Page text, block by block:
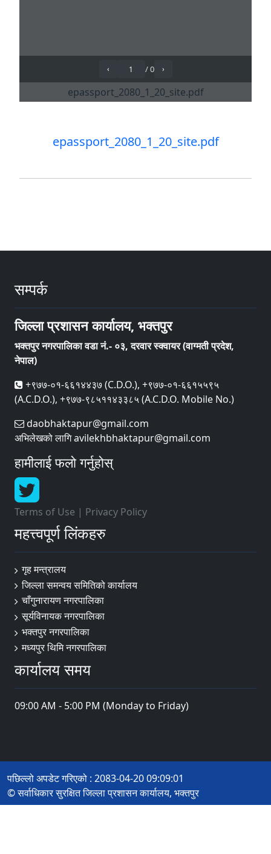
epassport_2080_1_20_site.pdf
सम्पर्क
जिल्ला प्रशासन कार्यालय, भक्तपुर
भक्तपुर नगरपालिका वडा नं.- ०३, दरवार स्क्वायर (वाग्मती प्रदेश,
नेपाल)
+९७७-०१-६६१४४३७ (C.D.O.), +९७७-०१-६६१५५९५
(A.C.D.O.), +९७७-९८५११४३३८५ (A.C.D.O. Mobile No.)
daobhaktapur@gmail.com
अभिलेखको लागि avilekhbhaktapur@gmail.com
हामीलाई फलो गर्नुहोस्
Terms of Use | Privacy Policy
महत्त्वपूर्ण लिंकहरु
गृह मन्त्रालय
जिल्ला समन्वय समितिको कार्यालय
चाँगुनारायण नगरपालिका
सूर्यविनायक नगरपालिका
भक्तपुर नगरपालिका
मध्यपुर थिमि नगरपालिका
कार्यालय समय
09:00 AM - 5:00 PM (Monday to Friday)
पछिल्लो अपडेट गरिएको : 2083-04-20 09:09:01
© सर्वाधिकार सुरक्षित जिल्ला प्रशासन कार्यालय, भक्तपुर